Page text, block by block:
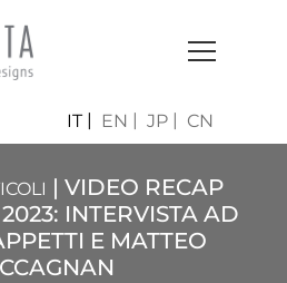
IT EN JP CN
| VIDEO RECAP
INTERVISTA AD
E MATTEO